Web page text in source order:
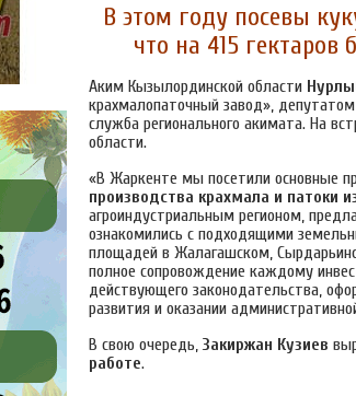
В этом году посевы
что на 415
Аким Кызылординской области
крахмалопаточный завод»,
служба регионального акимата. На
области.
«В Жаркенте мы посетили основные
производства крахмала и патоки
агроиндустриальным регионом,
ознакомились с подходящими
площадей в Жалагашском,
полное сопровождение каждому
действующего законодательства,
развития и оказании
В свою очередь, Закиржан Кузиев
работе.